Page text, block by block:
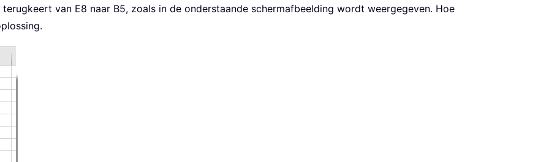
van E8 naar B5, zoals in de onderstaande schermafbeelding wordt weergegeven. Hoe